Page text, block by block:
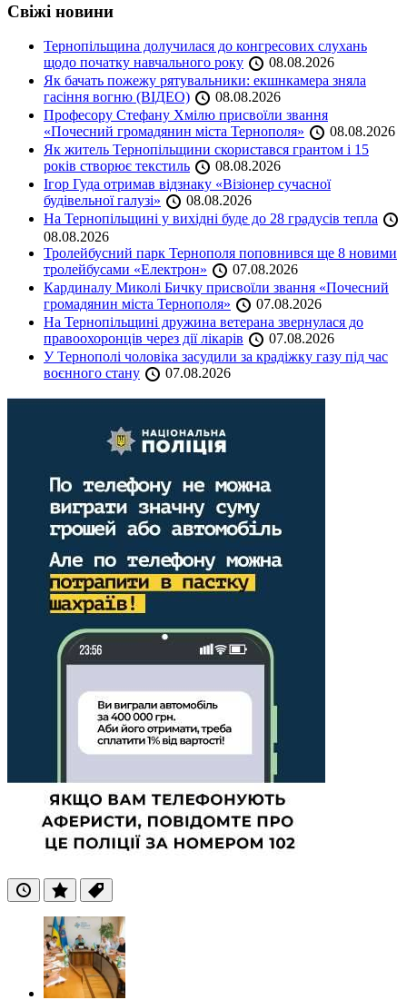
Свіжі новини
Тернопільщина долучилася до конгресових слухань
щодо початку навчального року
08.08.2026
Як бачать пожежу рятувальники: екшнкамера зняла
гасіння вогню (ВІДЕО)
08.08.2026
Професору Стефану Хмілю присвоїли звання
«Почесний громадянин міста Тернополя»
08.08.2026
Як житель Тернопільщини скористався грантом і 15
років створює текстиль
08.08.2026
Ігор Гуда отримав відзнаку «Візіонер сучасної
будівельної галузі»
08.08.2026
На Тернопільщині у вихідні буде до 28 градусів тепла
08.08.2026
Тролейбусний парк Тернополя поповнився ще 8 новими
тролейбусами «Електрон»
07.08.2026
Кардиналу Миколі Бичку присвоїли звання «Почесний
громадянин міста Тернополя»
07.08.2026
На Тернопільщині дружина ветерана звернулася до
правоохоронців через дії лікарів
07.08.2026
У Тернополі чоловіка засудили за крадіжку газу під час
воєнного стану
07.08.2026
ОстанніПопулярні
Теги